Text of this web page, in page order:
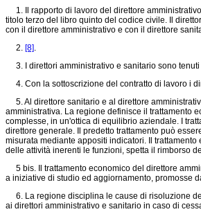
1. Il rapporto di lavoro del direttore
titolo terzo del libro quinto del codice civile. Il
con il direttore amministrativo e con il direttore
2. [8].
3. I direttori amministrativo e sanitario sono
4. Con la sottoscrizione del contratto di lavoro i
5. Al direttore sanitario e al direttore
amministrativa. La regione definisce il trattamento
complesse, in un'ottica di equilibrio aziendale. I
direttore generale. Il predetto trattamento può
misurata mediante appositi indicatori. Il
delle attività inerenti le funzioni, spetta il rimborso
5 bis. Il trattamento economico del direttore
a iniziative di studio ed aggiornamento, promosse
6. La regione disciplina le cause di risoluzione
ai direttori amministrativo e sanitario in caso di